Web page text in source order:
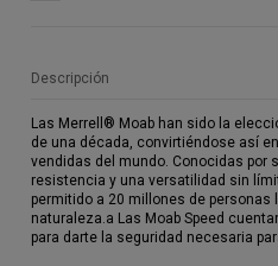
Descripción
Las Merrell® Moab han sido la
de una década, convirtiéndose así
vendidas del mundo. Conocidas por
resistencia y una versatilidad sin
permitido a 20 millones de personas
naturaleza.a Las Moab Speed
para darte la seguridad necesaria